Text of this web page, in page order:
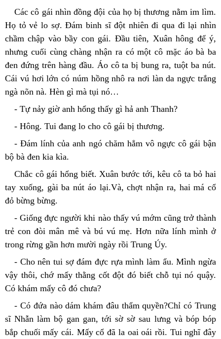
Các cô gái nhìn đồng đội của họ bị thương nằm im lìm.
Họ tỏ vẻ lo sợ. Đám binh sĩ đột nhiên đi qua đi lại nhìn
chầm chập vào bầy con gái. Đầu tiên, Xuân hông để ý,
nhưng cuối cùng chàng nhận ra có một cô mặc áo bà ba
đen đứng trên hàng đầu. Áo cô ta bị bung ra, tuột ba nút.
Cái vú hơi lớn có núm hồng nhô ra nơi làn da ngực trắng
ngà nõn nà. Hèn gì mà tụi nó…
- Tự nảy giờ anh hổng thấy gì hả anh Thanh?
- Hông. Tui đang lo cho cô gái bị thương.
- Đám lính của anh ngó chăm hẳm vô ngực cô gái bận
bộ bà đen kia kìa.
Chắc cô gái hổng biết. Xuân bước tới, kêu cô ta bỏ hai
tay xuống, gài ba nút áo lại.Và, chợt nhận ra, hai má cổ
đỏ bừng bừng.
- Giống đực người khi nào thấy vú mớm cũng trở thành
trẻ con đòi mân mê và bú vú mẹ. Hơn nữa lính mình ở
trong rừng gần hơn mười ngày rồi Trung Úy.
- Cho nên tui sợ đám đực rựa mình làm ẩu. Mình ngừa
vậy thôi, chớ mấy thằng cốt đột đó biết chỗ tụi nó quậy.
Có khám mấy cô đó chưa?
- Có đứa nào dám khám đâu thẩm quyền?Chỉ có Trung
sĩ Nhẫn làm bộ gan gan, tới sờ sờ sau lưng và bóp bóp
bắp chuối mấy cái. Mấy cổ đã la oai oái rồi. Tui nghĩ đây